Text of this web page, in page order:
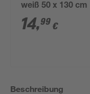
weiß 50 x 130 cm
14,99 €
Beschreibung